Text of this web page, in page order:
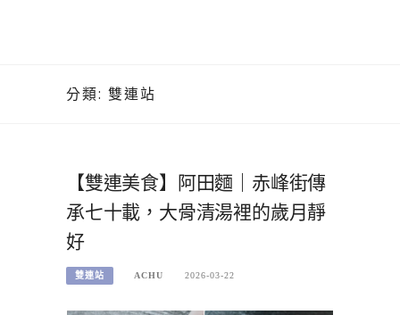
分類: 雙連站
【雙連美食】阿田麵｜赤峰街傳
承七十載，大骨清湯裡的歲月靜
好
雙連站 ACHU 2026-03-22